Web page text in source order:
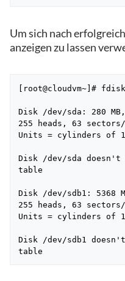
Um sich nach
anzeigen zu lassen
[root@cloudvm~]#
Disk /dev/sda: 280
255 heads, 63
Units = cylinders of
Disk /dev/sda
table
Disk /dev/sdb1: 5368
255 heads, 63
Units = cylinders of
Disk /dev/sdb1
table